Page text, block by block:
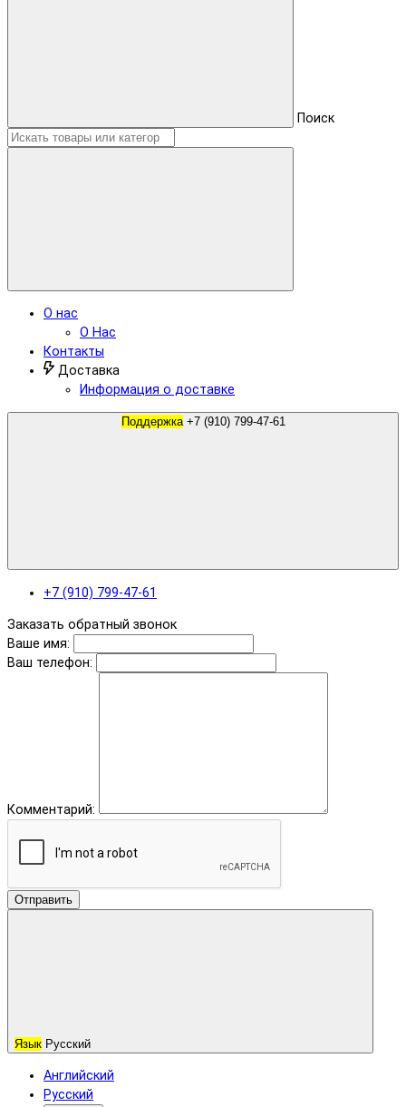
Поиск
О нас
О Нас
Контакты
Доставка
Информация о доставке
Поддержка +7 (910) 799-47-61
+7 (910) 799-47-61
Заказать обратный звонок
Ваше имя:
Ваш телефон:
Комментарий:
Отправить
Язык Русский
Английский
Русский